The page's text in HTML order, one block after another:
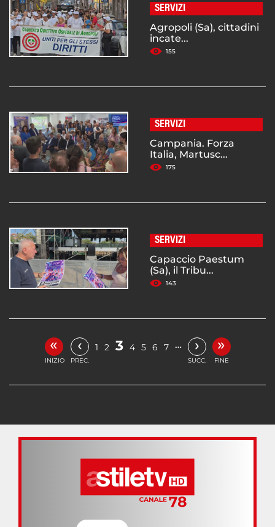
SERVIZI
Agropoli (Sa), cittadini
incate...
155
SERVIZI
Campania. Forza
Italia, Martusc...
175
SERVIZI
Capaccio Paestum
(Sa), il Tribu...
143
«
INIZIO
‹
PREC.
1 2 3 4 5 6 7 … ›
SUCC.
»
FINE